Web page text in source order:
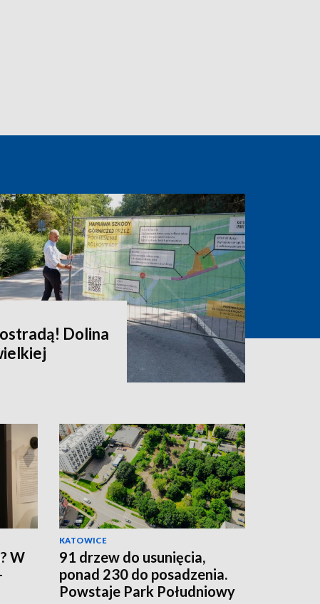
Dolina
W
KATOWICE
91 drzew do usunięcia,
ponad 230 do posadzenia.
Powstaje Park Południowy